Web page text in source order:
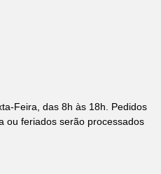
Feira, das 8h às 18h. Pedidos
ou feriados serão processados